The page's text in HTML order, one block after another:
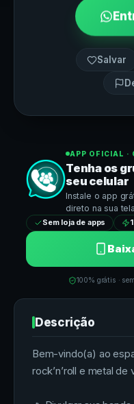
Salvar
APP OFICIAL ·
Tenha os
seu celular
Instale o app
direto na sua
Sem loja de apps
100% grátis ·
Descrição
Bem-vindo(a) ao
rock’n’roll e metal